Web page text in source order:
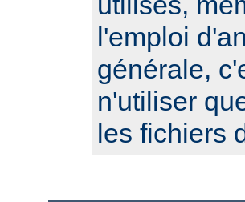
l'emploi
générale,
n'utiliser
les fichiers